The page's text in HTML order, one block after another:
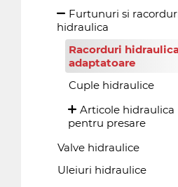
Furtunuri si
hidraulica
Racorduri
adaptatoare
Cuple hidraulice
Articole hidraulica
pentru presare
Valve hidraulice
Uleiuri hidraulice